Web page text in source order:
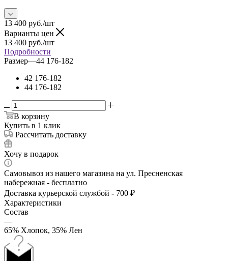
13 400 руб./шт
Варианты цен
13 400 руб./шт
Подробности
Размер—44 176-182
42 176-182
44 176-182
В корзину
Купить в 1 клик
Рассчитать доставку
Хочу в подарок
Самовывоз из нашего магазина на ул. Пресненская
набережная - бесплатно
Доставка курьерской службой - 700 ₽
Характеристики
Состав
—
65% Хлопок, 35% Лен